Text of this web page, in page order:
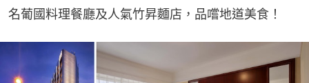
名葡國料理餐廳及人氣竹昇麵店，品嚐地道美食！